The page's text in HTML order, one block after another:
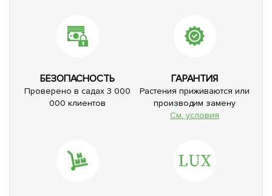
БЕЗОПАСНОСТЬ
Проверено в садах 3 000
000 клиентов
ГАРАНТИЯ
Растения приживаются или
производим замену
См. условия